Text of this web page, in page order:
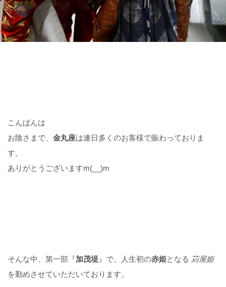
こんばんは
お陰さまで、 金丸座は連日多くのお客様で賑わっておりま
す。
ありがとうございますm(__)m
そんな中、第一部『加茂堤 』で、人生初の赤姫となる 苅屋姫
を勤めさせていただいております。